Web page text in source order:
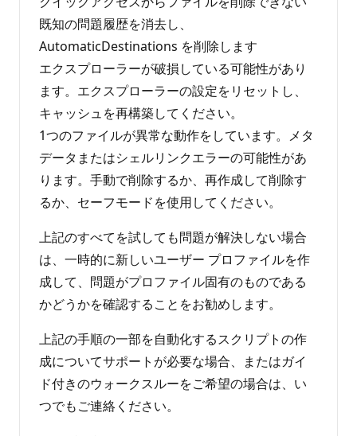
既知の問題履歴を消去し、
AutomaticDestinations を削除します
エクスプローラーが破損している可能性があり
ます。エクスプローラーの設定をリセットし、
キャッシュを再構築してください。
1つのファイルが異常な動作をしています。メタ
データまたはシェルリンクエラーの可能性があ
ります。手動で削除するか、再作成して削除す
るか、セーフモードを使用してください。
上記のすべてを試しても問題が解決しない場合
は、一時的に新しいユーザー プロファイルを作
成して、問題がプロファイル固有のものである
かどうかを確認することをお勧めします。
上記の手順の一部を自動化するスクリプトの作
成についてサポートが必要な場合、またはガイ
ド付きのウォークスルーをご希望の場合は、い
つでもご連絡ください。